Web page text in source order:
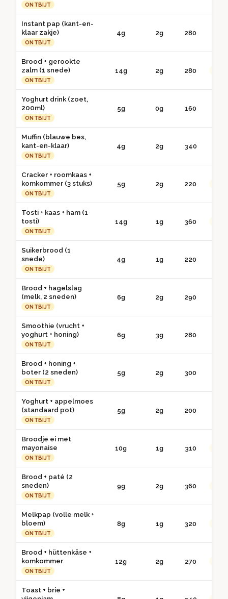
ONTBIJT
Instant pap (kant-en-
klaar zakje)
ONTBIJT
4g 2g 280
Brood + gerookte
zalm (1 snede)
ONTBIJT
14g 2g 280
Yoghurt drink (zoet,
200ml)
ONTBIJT
5g 0g 160
Muffin (blauwe bes,
kant-en-klaar)
ONTBIJT
4g 2g 340
Cracker + roomkaas +
komkommer (3 stuks)
ONTBIJT
5g 2g 220
Tosti + kaas + ham (1
tosti)
ONTBIJT
14g 1g 360
Suikerbrood (1
snede)
ONTBIJT
4g 1g 220
Brood + hagelslag
(melk, 2 sneden)
ONTBIJT
6g 2g 290
Smoothie (vrucht +
yoghurt + honing)
ONTBIJT
6g 3g 280
Brood + honing +
boter (2 sneden)
ONTBIJT
5g 2g 300
Yoghurt + appelmoes
(standaard pot)
ONTBIJT
5g 2g 200
Broodje ei met
mayonaise
ONTBIJT
10g 1g 310
Brood + paté (2
sneden)
ONTBIJT
9g 2g 360
Melkpap (volle melk +
bloem)
ONTBIJT
8g 1g 320
Brood + hüttenkäse +
komkommer
ONTBIJT
12g 2g 270
Toast + brie +